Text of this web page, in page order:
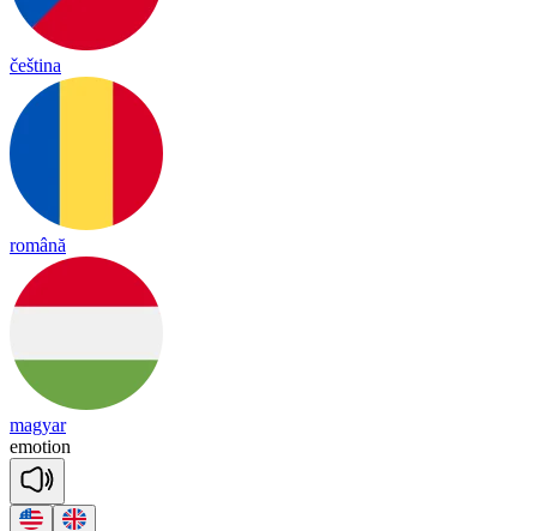
čeština
română
magyar
emotion